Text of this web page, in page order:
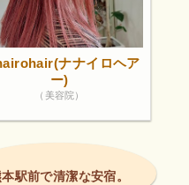
ナナイロヘア
ー)
（美容院）
駅前で清潔な安宿。